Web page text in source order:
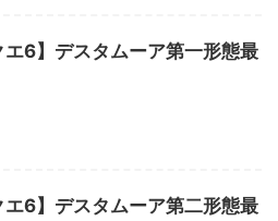
エ6】デスタムーア第一形態最
エ6】デスタムーア第二形態最